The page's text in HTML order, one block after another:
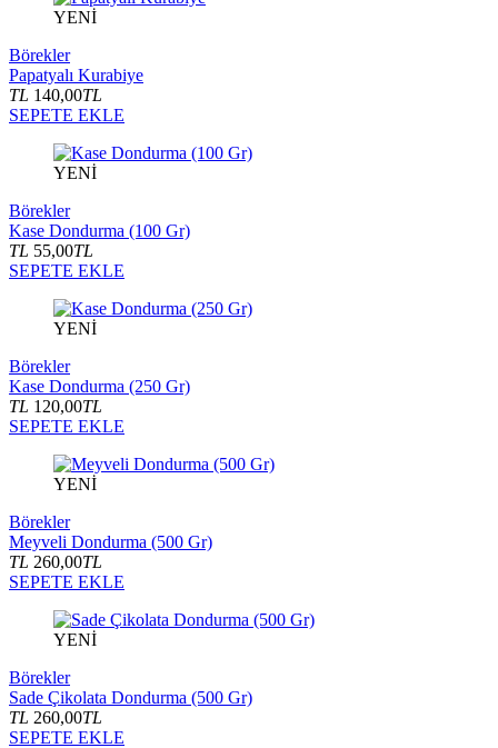
YENİ
Börekler
Papatyalı Kurabiye
TL 140,00TL
SEPETE EKLE
YENİ
Börekler
Kase Dondurma (100 Gr)
TL 55,00TL
SEPETE EKLE
YENİ
Börekler
Kase Dondurma (250 Gr)
TL 120,00TL
SEPETE EKLE
YENİ
Börekler
Meyveli Dondurma (500 Gr)
TL 260,00TL
SEPETE EKLE
YENİ
Börekler
Sade Çikolata Dondurma (500 Gr)
TL 260,00TL
SEPETE EKLE